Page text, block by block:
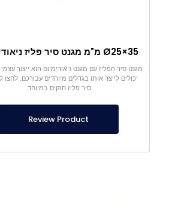
Ø25×35 מ"מ מגנט סיר פליז ניאודימיום
מגנט סיר הפליז עם מגנט ניאודימיום הוא ייצור עצמי
יכולים לייצר אותו בגדלים מיוחדים עבורכם. לחצו
סיר פליז חזקים במיוחד.
Review Product